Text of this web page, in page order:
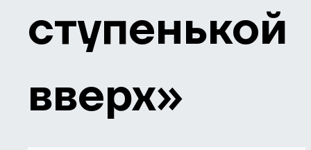
ступенькой
вверх»